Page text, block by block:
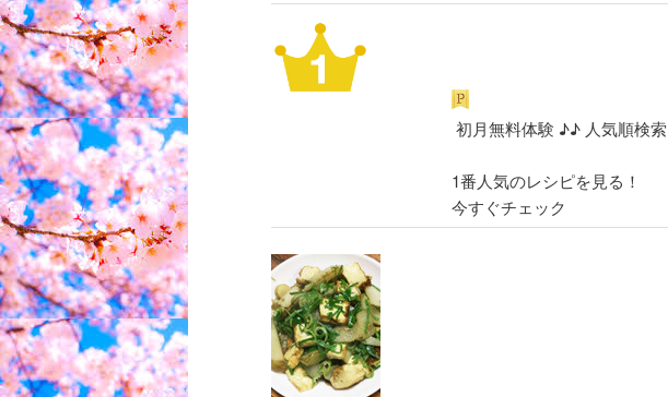
初月無料体験 ♪♪ 人気順検索
1番人気のレシピを見る！
今すぐチェック